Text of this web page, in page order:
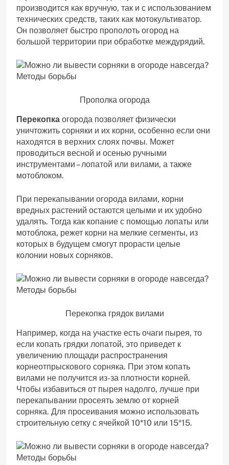
производится как вручную, так и с использованием
технических средств, таких как мотокультиватор.
Он позволяет быстро прополоть огород на
большой территории при обработке междурядий.
Прополка огорода
Перекопка огорода позволяет физически
уничтожить сорняки и их корни, особенно если они
находятся в верхних слоях почвы. Может
проводиться весной и осенью ручными
инструментами – лопатой или вилами, а также
мотоблоком.
При перекапывании огорода вилами, корни
вредных растений остаются целыми и их удобно
удалять. Тогда как копание с помощью лопаты или
мотоблока, режет корни на мелкие сегменты, из
которых в будущем смогут прорасти целые
колонии новых сорняков.
Перекопка грядок вилами
Например, когда на участке есть очаги пырея, то
если копать грядки лопатой, это приведет к
увеличению площади распространения
корнеотпрыскового сорняка. При этом копать
вилами не получится из-за плотности корней.
Чтобы избавиться от пырея надолго, лучше при
перекапывании просеять землю от корней
сорняка. Для просеивания можно использовать
строительную сетку с ячейкой 10*10 или 15*15.